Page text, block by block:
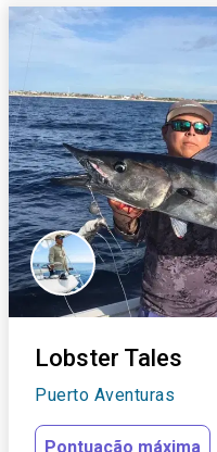
Lobster Tales
Puerto Aventuras
Pontuação máxima